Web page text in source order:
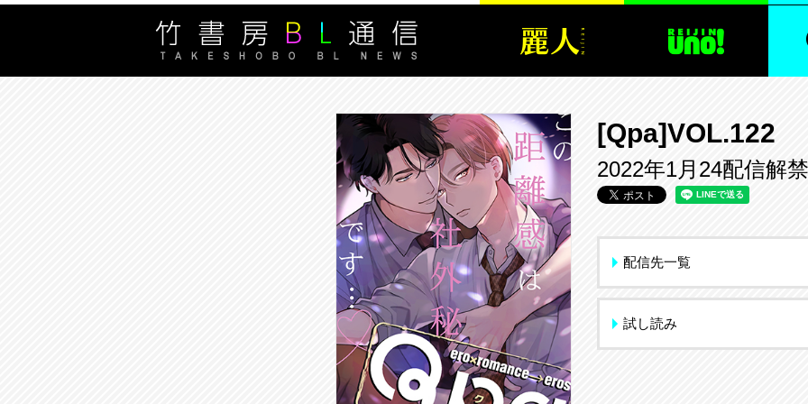
[Qpa]VOL.122
2022年1月24配信解禁
配信先一覧
試し読み